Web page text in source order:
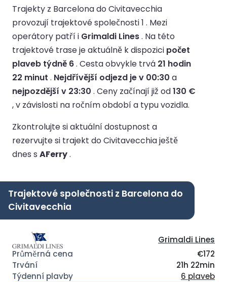
Trajekty z Barcelona do Civitavecchia
provozují trajektové společnosti 1 . Mezi
operátory patří i Grimaldi Lines. Na této
trajektové trase je aktuálně k dispozici počet
plaveb týdně 6. Cesta obvykle trvá 21 hodin
22 minut . Nejdřívější odjezd je v 00:30 a
nejpozdější v 23:30 . Ceny začínají již od130 €
, v závislosti na ročním období a typu vozidla.
Zkontrolujte si aktuální dostupnost a
rezervujte si trajekt do Civitavecchia ještě
dnes s AFerry.
Trajektové společnosti z Barcelona do
Civitavecchia
Grimaldi Lines
€172
21h 22min
6 plaveb